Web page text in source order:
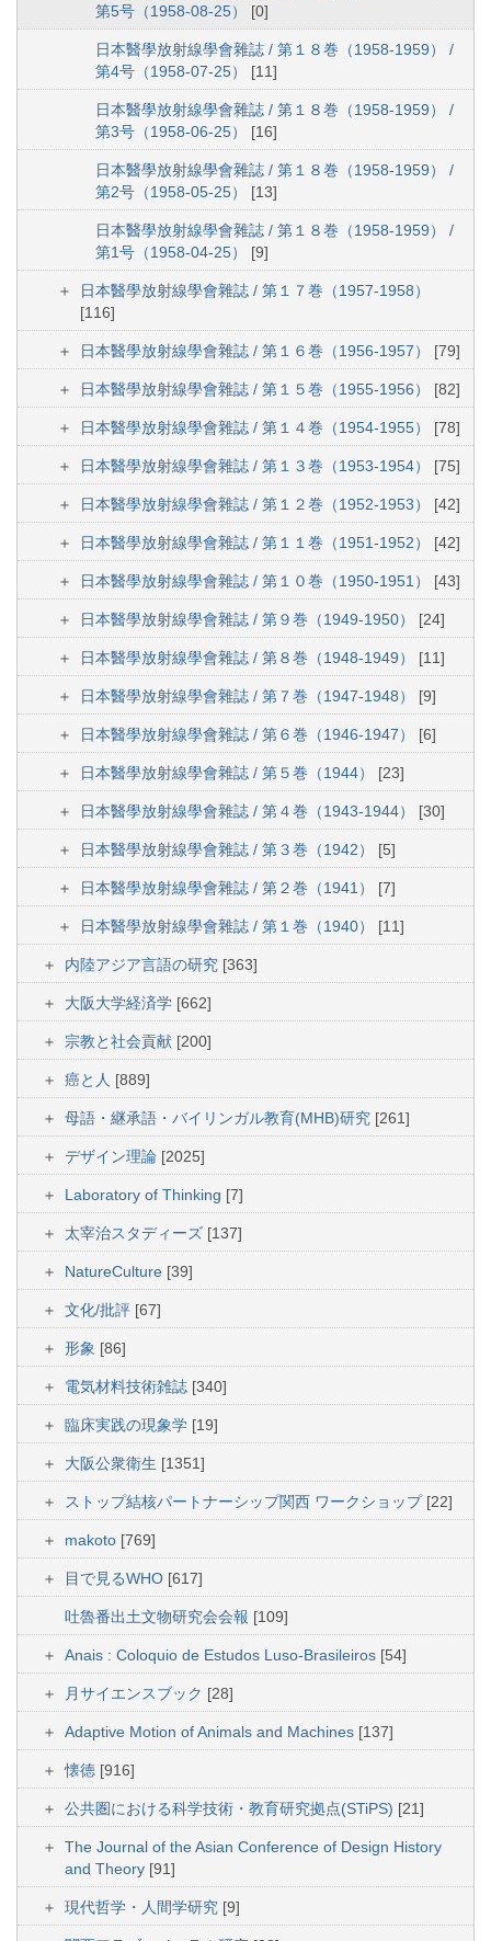
第5号（1958-08-25） [0]
日本醫學放射線學會雜誌 / 第１８巻（1958-1959） /
第4号（1958-07-25） [11]
日本醫學放射線學會雜誌 / 第１８巻（1958-1959） /
第3号（1958-06-25） [16]
日本醫學放射線學會雜誌 / 第１８巻（1958-1959） /
第2号（1958-05-25） [13]
日本醫學放射線學會雜誌 / 第１８巻（1958-1959） /
第1号（1958-04-25） [9]
日本醫學放射線學會雜誌 / 第１７巻（1957-1958）
[116]
日本醫學放射線學會雜誌 / 第１６巻（1956-1957） [79]
日本醫學放射線學會雜誌 / 第１５巻（1955-1956） [82]
日本醫學放射線學會雜誌 / 第１４巻（1954-1955） [78]
日本醫學放射線學會雜誌 / 第１３巻（1953-1954） [75]
日本醫學放射線學會雜誌 / 第１２巻（1952-1953） [42]
日本醫學放射線學會雜誌 / 第１１巻（1951-1952） [42]
日本醫學放射線學會雜誌 / 第１０巻（1950-1951） [43]
日本醫學放射線學會雜誌 / 第９巻（1949-1950） [24]
日本醫學放射線學會雜誌 / 第８巻（1948-1949） [11]
日本醫學放射線學會雜誌 / 第７巻（1947-1948） [9]
日本醫學放射線學會雜誌 / 第６巻（1946-1947） [6]
日本醫學放射線學會雜誌 / 第５巻（1944） [23]
日本醫學放射線學會雜誌 / 第４巻（1943-1944） [30]
日本醫學放射線學會雜誌 / 第３巻（1942） [5]
日本醫學放射線學會雜誌 / 第２巻（1941） [7]
日本醫學放射線學會雜誌 / 第１巻（1940） [11]
内陸アジア言語の研究 [363]
大阪大学経済学 [662]
宗教と社会貢献 [200]
癌と人 [889]
母語・継承語・バイリンガル教育(MHB)研究 [261]
デザイン理論 [2025]
Laboratory of Thinking [7]
太宰治スタディーズ [137]
NatureCulture [39]
文化/批評 [67]
形象 [86]
電気材料技術雑誌 [340]
臨床実践の現象学 [19]
大阪公衆衛生 [1351]
ストップ結核パートナーシップ関西 ワークショップ [22]
makoto [769]
目で見るWHO [617]
吐魯番出土文物研究会会報 [109]
Anais : Coloquio de Estudos Luso-Brasileiros [54]
月サイエンスブック [28]
Adaptive Motion of Animals and Machines [137]
懐徳 [916]
公共圏における科学技術・教育研究拠点(STiPS) [21]
The Journal of the Asian Conference of Design History
and Theory [91]
現代哲学・人間学研究 [9]